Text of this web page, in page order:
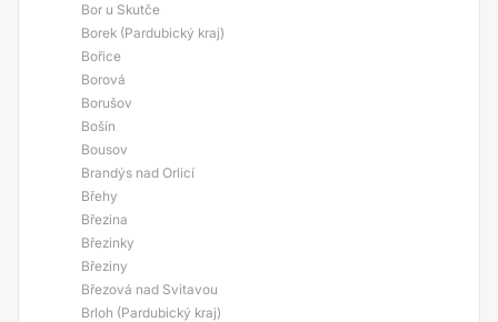
Bor u Skutče
Borek (Pardubický kraj)
Bořice
Borová
Borušov
Bošín
Bousov
Brandýs nad Orlicí
Břehy
Březina
Březinky
Březiny
Březová nad Svitavou
Brloh (Pardubický kraj)